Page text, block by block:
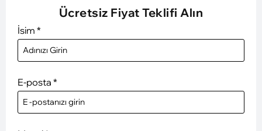
Ücretsiz Fiyat Teklifi Alın
İsim *
E-posta *